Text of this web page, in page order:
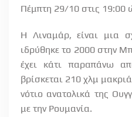
Πέμπτη 29/10 στις 19:00
Η Λιναμάρ, είναι μια
ιδρύθηκε το 2000 στην
έχει κάτι παραπάνω
βρίσκεται 210 χλμ
νότιο ανατολικά της
με την Ρουμανία.